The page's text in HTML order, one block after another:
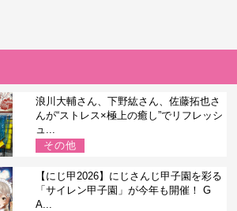
浪川大輔さん、下野紘さん、佐藤拓也さ
んが“ストレス×極上の癒し”でリフレッシ
ュ...
その他
【にじ甲2026】にじさんじ甲子園を彩る
「サイレン甲子園」が今年も開催！ G
A...